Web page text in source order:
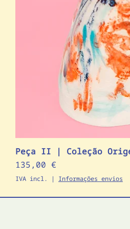
Peça II | Coleção
Preço
135,00 €
IVA incl. | Informações envios